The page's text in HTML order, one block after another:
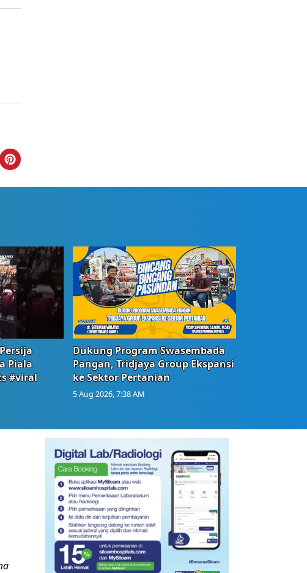
Piala
#viral
Dukung Program Swasembada
Pangan, Tridjaya Group Ekspansi
ke Sektor Pertanian
5 Aug 2026, 7:38 AM